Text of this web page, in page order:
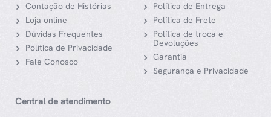
Contação de Histórias
Loja online
Dúvidas Frequentes
Política de Privacidade
Fale Conosco
Política de Entrega
Política de Frete
Política de troca e
Devoluções
Garantia
Segurança e Privacidade
Central de atendimento